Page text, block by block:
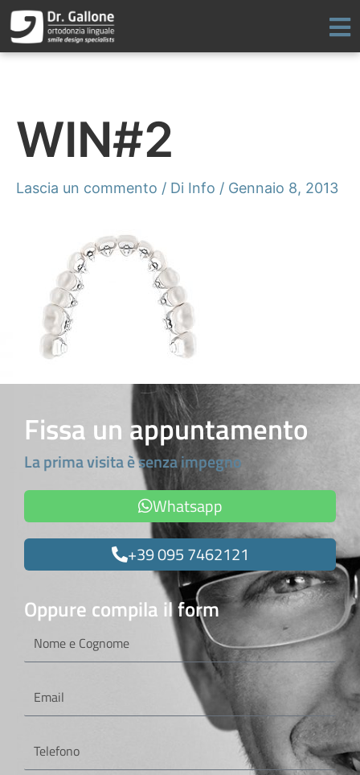
contenuto
WIN#2
Lascia un commento / Di Info / Gennaio 8, 2013
Fissa un appuntamento
La prima visita è senza impegno
Whatsapp
+39 095 7462121
Oppure compila il form
Cognome